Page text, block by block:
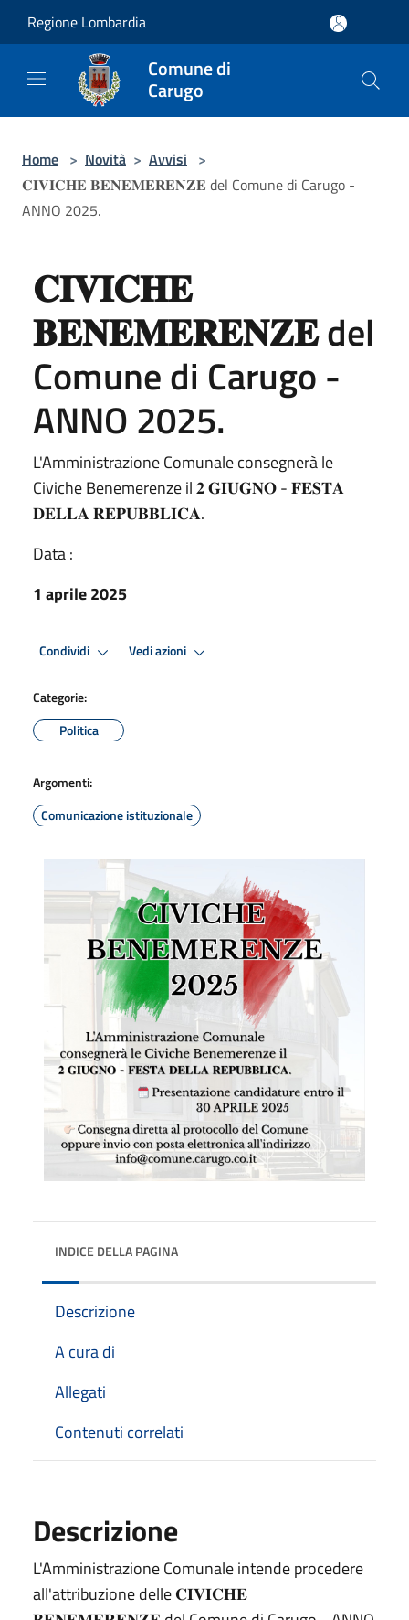
Regione Lombardia
Comune di
Carugo
Home > Novità > Avvisi >
𝐂𝐈𝐕𝐈𝐂𝐇𝐄 𝐁𝐄𝐍𝐄𝐌𝐄𝐑𝐄𝐍𝐙𝐄 del Comune di Carugo -
ANNO 2025.
𝐂𝐈𝐕𝐈𝐂𝐇𝐄
𝐁𝐄𝐍𝐄𝐌𝐄𝐑𝐄𝐍𝐙𝐄 del
Comune di Carugo -
ANNO 2025.
L'Amministrazione Comunale consegnerà le
Civiche Benemerenze il 𝟐 𝐆𝐈𝐔𝐆𝐍𝐎 - 𝐅𝐄𝐒𝐓𝐀
𝐃𝐄𝐋𝐋𝐀 𝐑𝐄𝐏𝐔𝐁𝐁𝐋𝐈𝐂𝐀.
Data :
1 aprile 2025
Condividi Vedi azioni
Categorie:
Politica
Argomenti:
Comunicazione istituzionale
INDICE DELLA PAGINA
Descrizione
A cura di
Allegati
Contenuti correlati
Descrizione
L'Amministrazione Comunale intende procedere
all'attribuzione delle 𝐂𝐈𝐕𝐈𝐂𝐇𝐄